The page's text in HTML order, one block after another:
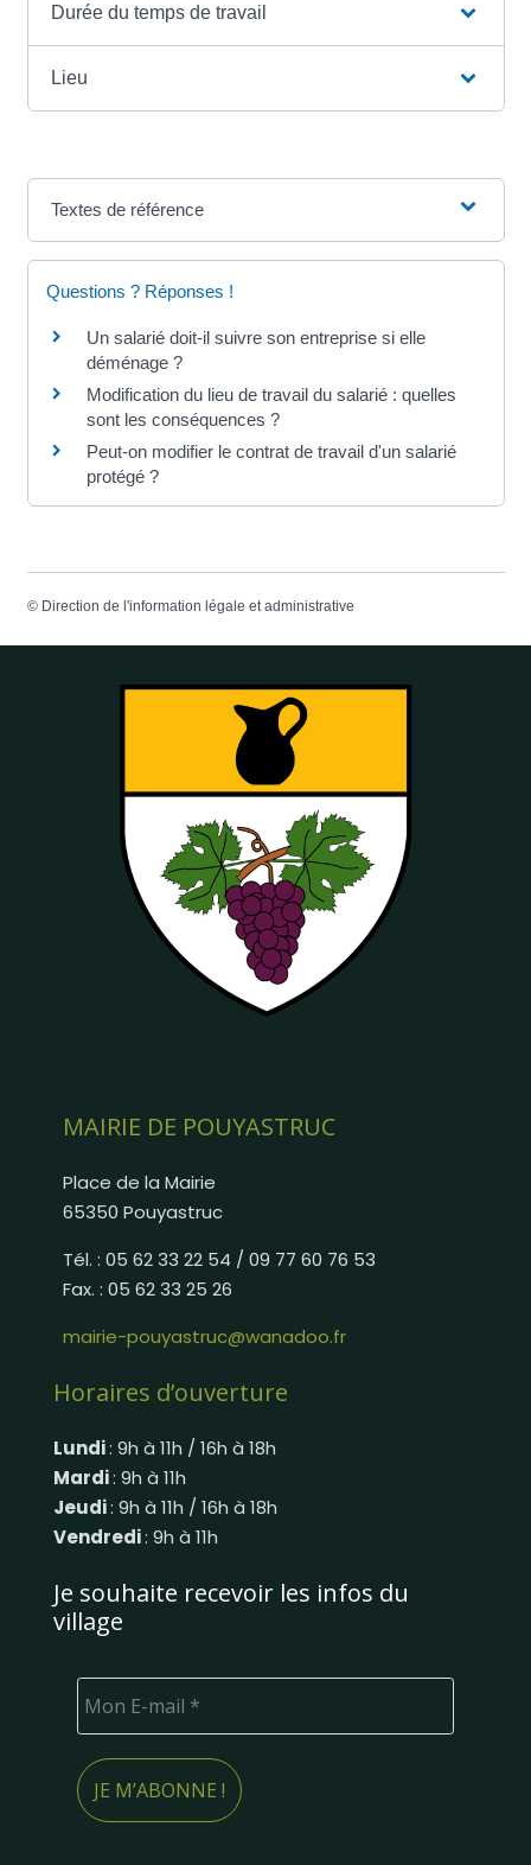
Durée du temps de travail
Lieu
Textes de référence
Questions ? Réponses !
Un salarié doit-il suivre son entreprise si elle
déménage ?
Modification du lieu de travail du salarié : quelles
sont les conséquences ?
Peut-on modifier le contrat de travail d'un salarié
protégé ?
© Direction de l'information légale et administrative
MAIRIE DE POUYASTRUC
Place de la Mairie
65350 Pouyastruc
Tél. : 05 62 33 22 54 / 09 77 60 76 53
Fax. : 05 62 33 25 26
mairie-pouyastruc@wanadoo.fr
Horaires d’ouverture
Lundi: 9h à 11h / 16h à 18h
Mardi: 9h à 11h
Jeudi: 9h à 11h / 16h à 18h
Vendredi: 9h à 11h
Je souhaite recevoir les infos du
village